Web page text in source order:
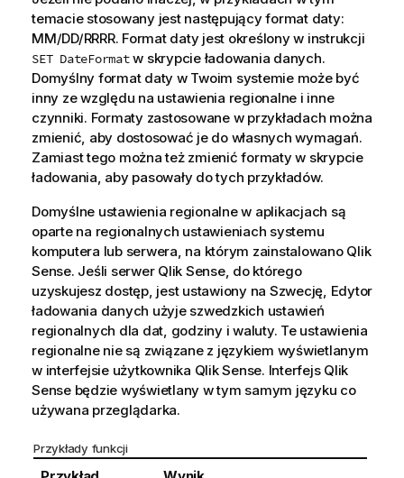
temacie stosowany jest następujący format daty:
MM/DD/RRRR. Format daty jest określony w instrukcji
SET DateFormatw skrypcie ładowania danych.
Domyślny format daty w Twoim systemie może być
inny ze względu na ustawienia regionalne i inne
czynniki. Formaty zastosowane w przykładach można
zmienić, aby dostosować je do własnych wymagań.
Zamiast tego można też zmienić formaty w skrypcie
ładowania, aby pasowały do tych przykładów.
Domyślne ustawienia regionalne w aplikacjach są
oparte na regionalnych ustawieniach systemu
komputera lub serwera, na którym zainstalowano Qlik
Sense. Jeśli serwer Qlik Sense, do którego
uzyskujesz dostęp, jest ustawiony na Szwecję, Edytor
ładowania danych użyje szwedzkich ustawień
regionalnych dla dat, godziny i waluty. Te ustawienia
regionalne nie są związane z językiem wyświetlanym
w interfejsie użytkownika Qlik Sense. Interfejs Qlik
Sensebędzie wyświetlany w tym samym języku co
używana przeglądarka.
Przykłady funkcji